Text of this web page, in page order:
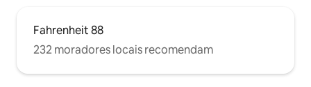
Fahrenheit 88
232 moradores locais recomendam